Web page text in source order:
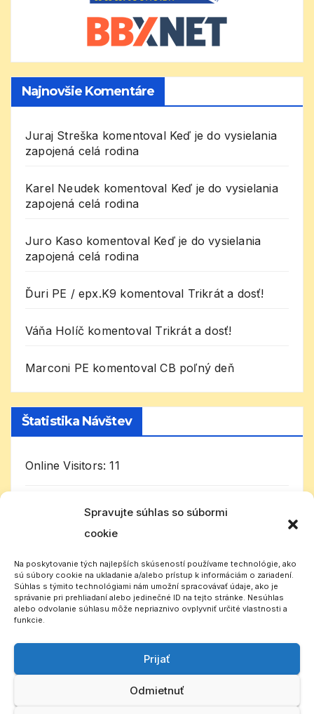
Spravujte súhlas so súbormi
cookie
Na poskytovanie tých najlepších skúseností používame technológie, ako
sú súbory cookie na ukladanie a/alebo prístup k informáciám o zariadení.
Súhlas s týmito technológiami nám umožní spracovávať údaje, ako je
správanie pri prehliadaní alebo jedinečné ID na tejto stránke. Nesúhlas
alebo odvolanie súhlasu môže nepriaznivo ovplyvniť určité vlastnosti a
funkcie.
Prijať
Odmietnuť
Najnovšie Komentáre
Juraj Streška komentoval Keď je do vysielania
zapojená celá rodina
Karel Neudek komentoval Keď je do vysielania
zapojená celá rodina
Juro Kaso komentoval Keď je do vysielania
zapojená celá rodina
Ďuri PE / epx.K9 komentoval Trikrát a dosť!
Váňa Holíč komentoval Trikrát a dosť!
Marconi PE komentovalCB poľný deň
Štatistika Návštev
Online Visitors:11
Today's Visitors:2 047
Slovenský CB rádioklub